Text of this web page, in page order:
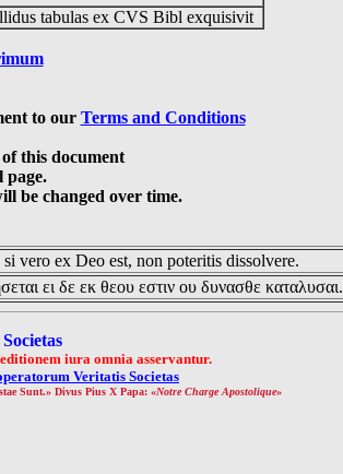
tabulas ex CVS Bibl exquisivit
to our Terms and Conditions
this document
page.
be changed over time.
vero ex Deo est, non poteritis dissolvere.
ει δε εκ θεου εστιν ου δυνασθε καταλυσαι.
iura omnia asservantur.
Veritatis Societas
Sunt.» Divus Pius X Papa: «Notre Charge Apostolique»